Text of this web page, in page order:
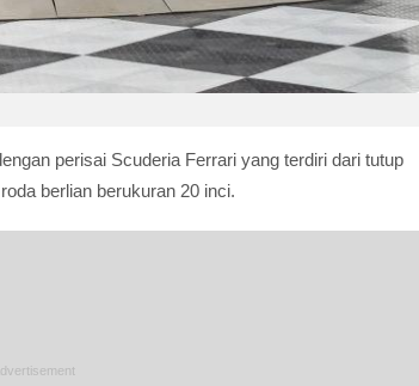
perisai Scuderia Ferrari yang terdiri dari tutup
berlian berukuran 20 inci.